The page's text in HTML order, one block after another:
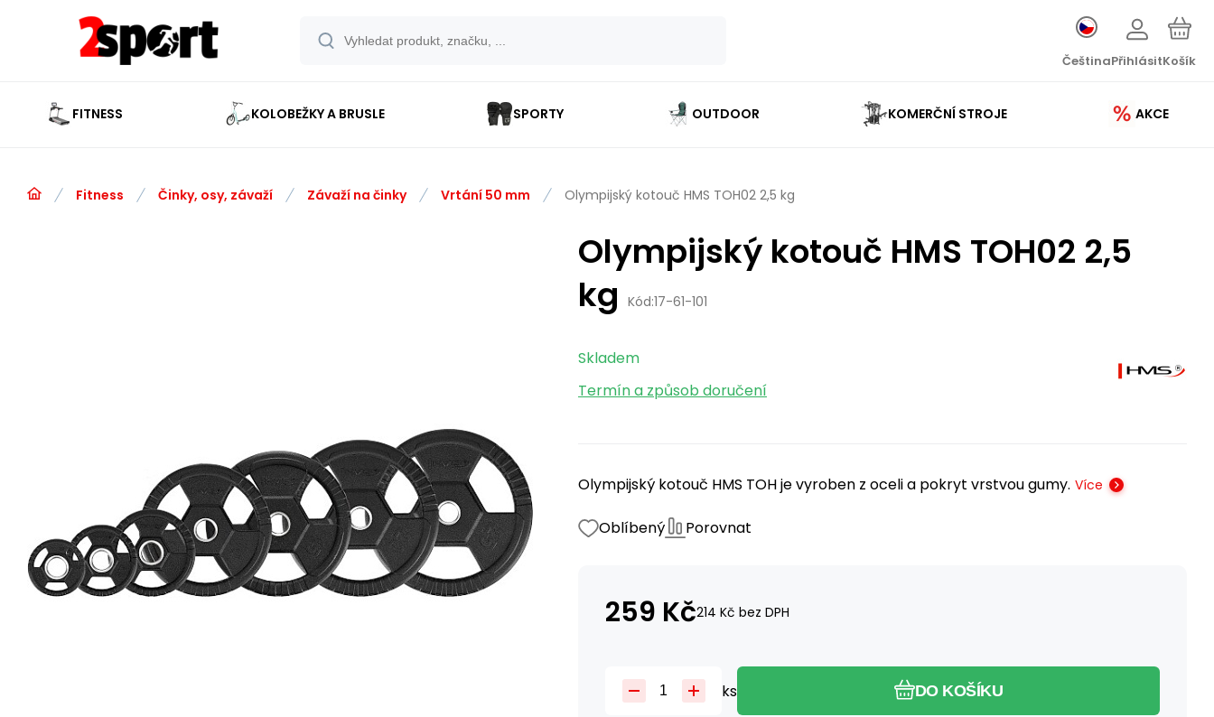
ČeštinaPřihlásitKošík
FITNESS KOLOBEŽKY A BRUSLE SPORTY OUTDOOR KOMERČNÍ STROJE AKCE
Fitness Činky, osy, závaží Závaží na činky Vrtání 50 mm Olympijský kotouč HMS TOH02 2,5 kg
Olympijský kotouč HMS TOH02 2,5
kg Kód:17-61-101
Skladem
Termín a způsob doručení
Olympijský kotouč HMS TOH je vyroben z oceli a pokryt vrstvou gumy. Více
Oblíbený Porovnat
259 Kč214 Kč bez DPH
ks DO KOŠÍKU